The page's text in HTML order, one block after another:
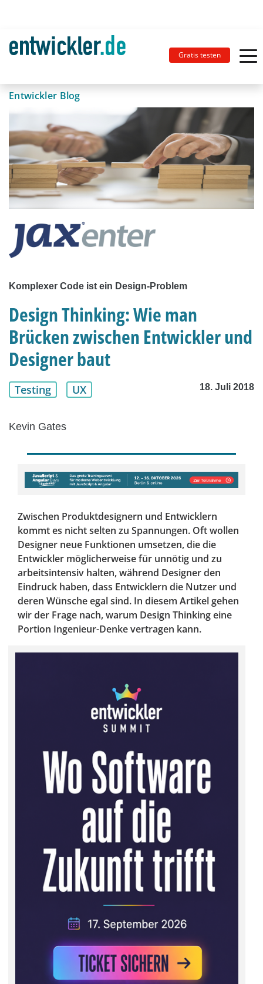
Gratis testen
Entwickler Blog
Komplexer Code ist ein Design-Problem
Design Thinking: Wie man
Brücken zwischen Entwickler und
Designer baut
Testing UX 18. Juli 2018
Kevin Gates
Zwischen Produktdesignern und Entwicklern
kommt es nicht selten zu Spannungen. Oft wollen
Designer neue Funktionen umsetzen, die die
Entwickler möglicherweise für unnötig und zu
arbeitsintensiv halten, während Designer den
Eindruck haben, dass Entwicklern die Nutzer und
deren Wünsche egal sind. In diesem Artikel gehen
wir der Frage nach, warum Design Thinking eine
Portion Ingenieur-Denke vertragen kann.